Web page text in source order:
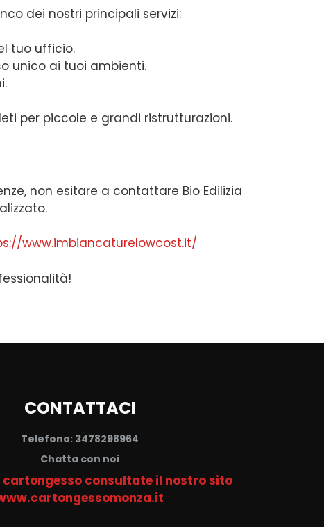
dei nostri principali servizi:
tuo ufficio.
unico ai tuoi ambienti.
per piccole e grandi ristrutturazioni.
non esitare a contattare Bio Edilizia
www.imbiancaturelowcost.it/
CONTATTACI
Telefono: 3478298964
Chatta con noi
cartongesso consultate il nostro sito